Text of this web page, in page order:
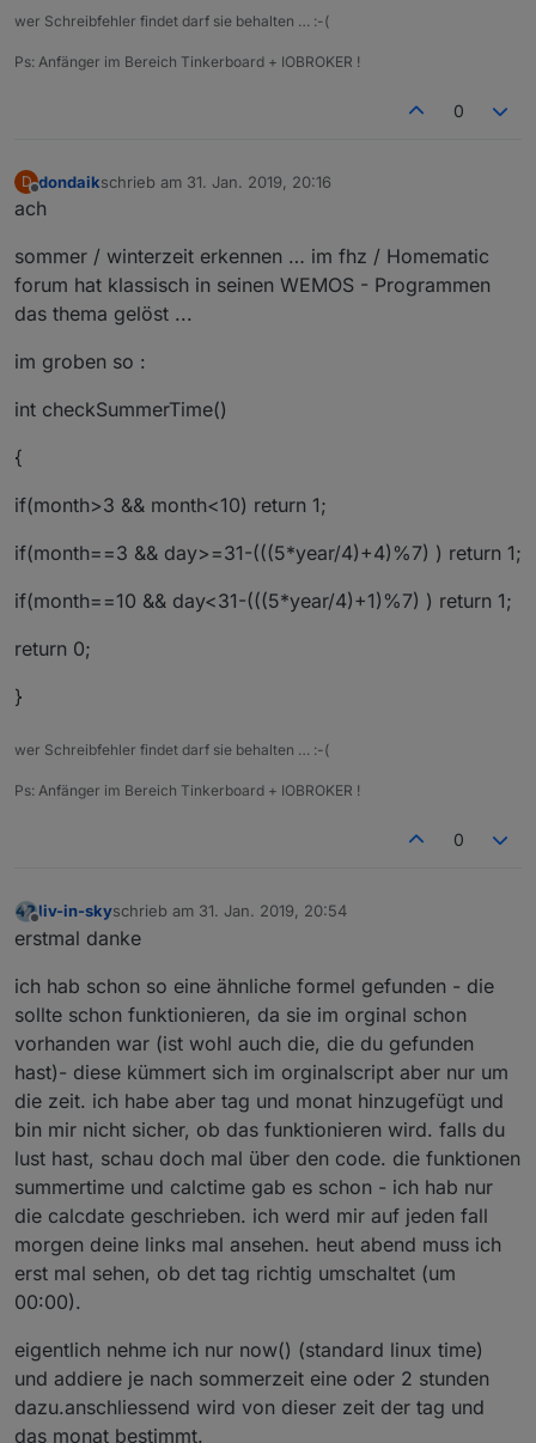
wer Schreibfehler findet darf sie behalten … :-(
Ps: Anfänger im Bereich Tinkerboard + IOBROKER !
0
D
Offline
dondaikschrieb am 31. Jan. 2019, 20:16
zuletzt editiert von
ach
sommer / winterzeit erkennen … im fhz / Homematic
forum hat klassisch in seinen WEMOS - Programmen
das thema gelöst ...
im groben so :
int checkSummerTime()
{
if(month>3 && month<10) return 1;
if(month==3 && day>=31-(((5*year/4)+4)%7) ) return 1;
if(month==10 && day<31-(((5*year/4)+1)%7) ) return 1;
return 0;
}
wer Schreibfehler findet darf sie behalten … :-(
Ps: Anfänger im Bereich Tinkerboard + IOBROKER !
0
Offline
liv-in-skyschrieb am 31. Jan. 2019, 20:54
zuletzt editiert von
erstmal danke
ich hab schon so eine ähnliche formel gefunden - die
sollte schon funktionieren, da sie im orginal schon
vorhanden war (ist wohl auch die, die du gefunden
hast)- diese kümmert sich im orginalscript aber nur um
die zeit. ich habe aber tag und monat hinzugefügt und
bin mir nicht sicher, ob das funktionieren wird. falls du
lust hast, schau doch mal über den code. die funktionen
summertime und calctime gab es schon - ich hab nur
die calcdate geschrieben. ich werd mir auf jeden fall
morgen deine links mal ansehen. heut abend muss ich
erst mal sehen, ob det tag richtig umschaltet (um
00:00).
eigentlich nehme ich nur now() (standard linux time)
und addiere je nach sommerzeit eine oder 2 stunden
dazu.anschliessend wird von dieser zeit der tag und
das monat bestimmt.